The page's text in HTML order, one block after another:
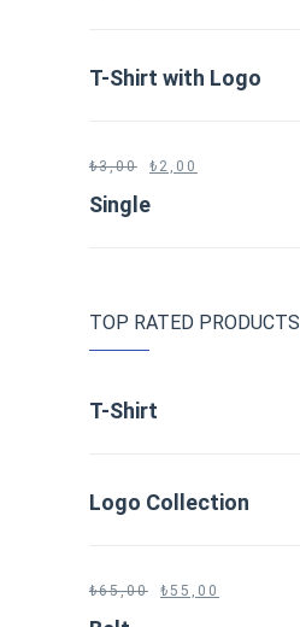
T-Shirt with Logo
₺3,00 ₺ 2,00
Single
TOP RATED PRODUCTS
T-Shirt
Logo Collection
₺65,00 ₺55,00